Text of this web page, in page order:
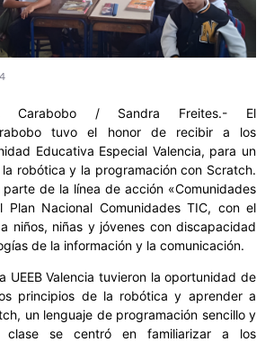
Carabobo / Sandra Freites.- El
tuvo el honor de recibir a los
Educativa Especial Valencia, para un
robótica y la programación con Scratch.
de la línea de acción «Comunidades
Plan Nacional Comunidades TIC, con el
niños, niñas y jóvenes con discapacidad
de la información y la comunicación.
UEEB Valencia tuvieron la oportunidad de
principios de la robótica y aprender a
un lenguaje de programación sencillo y
clase se centró en familiarizar a los